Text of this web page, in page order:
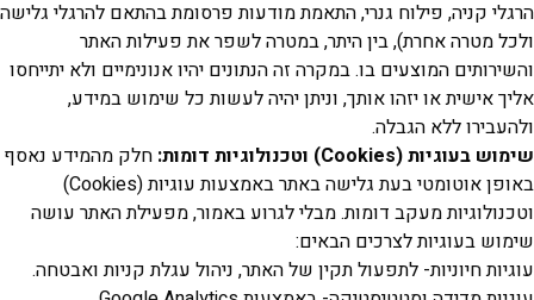
קניה, פילוח גנרי, התאמת מודעות פרסומת בהתאם להרגלי גלישה
אחרת), בין היתר, במטרה לשפר את פעילות האתר
המוצעים בו. במקרה זה הנתונים יהיו אנונימיים ולא יתייחסו
או יזהו אותך, וניתן יהיה לעשות כל שימוש במידע,
ללא הגבלה.
בעוגיות (Cookies) וטכנולוגיות דומות:חלק מהמידע נאסף
באופן אוטומטי בעת גלישה באתר באמצעות עוגיות (Cookies)
מעקב דומות. מבלי לגרוע באמור, מפעילת האתר עושה
בעוגיות לצרכים הבאים:
חיוניות- לתפעול תקין של האתר, ניהול עגלת קניות ואבטחה.